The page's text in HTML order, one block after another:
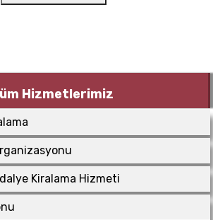
Hizmetlerimiz
Kiralama Hizmeti